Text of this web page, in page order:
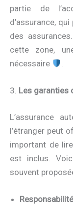
partie de
d’assurance,
des
cette zone,
nécessaire
.
3. Les garanties
L’assurance
l’étranger peut
important de
est inclus.
souvent